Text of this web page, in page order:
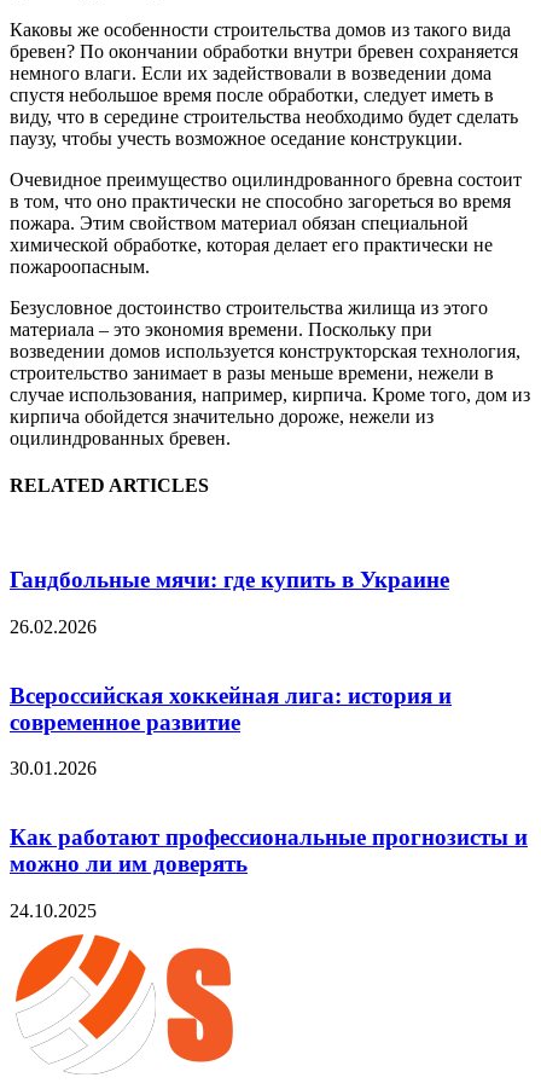
Каковы же особенности строительства домов из такого вида
бревен? По окончании обработки внутри бревен сохраняется
немного влаги. Если их задействовали в возведении дома
спустя небольшое время после обработки, следует иметь в
виду, что в середине строительства необходимо будет сделать
паузу, чтобы учесть возможное оседание конструкции.
Очевидное преимущество оцилиндрованного бревна состоит
в том, что оно практически не способно загореться во время
пожара. Этим свойством материал обязан специальной
химической обработке, которая делает его практически не
пожароопасным.
Безусловное достоинство строительства жилища из этого
материала – это экономия времени. Поскольку при
возведении домов используется конструкторская технология,
строительство занимает в разы меньше времени, нежели в
случае использования, например, кирпича. Кроме того, дом из
кирпича обойдется значительно дороже, нежели из
оцилиндрованных бревен.
RELATED ARTICLES
Гандбольные мячи: где купить в Украине
26.02.2026
Всероссийская хоккейная лига: история и
современное развитие
30.01.2026
Как работают профессиональные прогнозисты и
можно ли им доверять
24.10.2025